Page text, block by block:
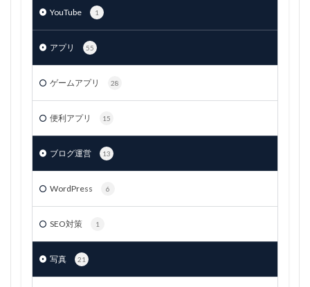
YouTube 1
アプリ 55
ゲームアプリ 28
便利アプリ 15
ブログ運営 13
WordPress 6
SEO対策 1
写真 21